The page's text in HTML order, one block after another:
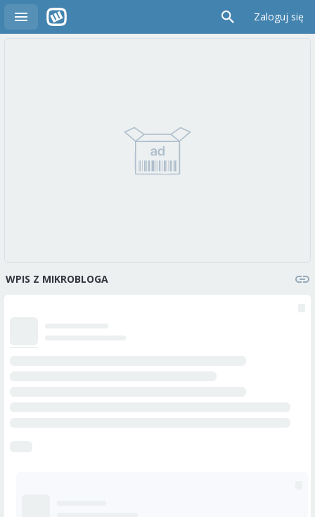
Zaloguj się
WPIS Z MIKROBLOGA